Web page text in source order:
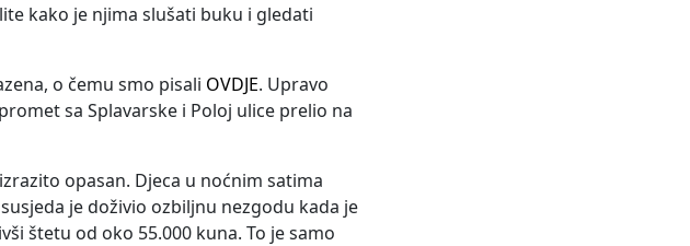
kako je njima slušati buku i gledati
o čemu smo pisali OVDJE. Upravo
sa Splavarske i Poloj ulice prelio na
opasan. Djeca u noćnim satima
je doživio ozbiljnu nezgodu kada je
štetu od oko 55.000 kuna. To je samo